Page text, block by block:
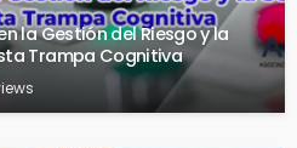
la Gestión del Riesgo y la
Trampa Cognitiva